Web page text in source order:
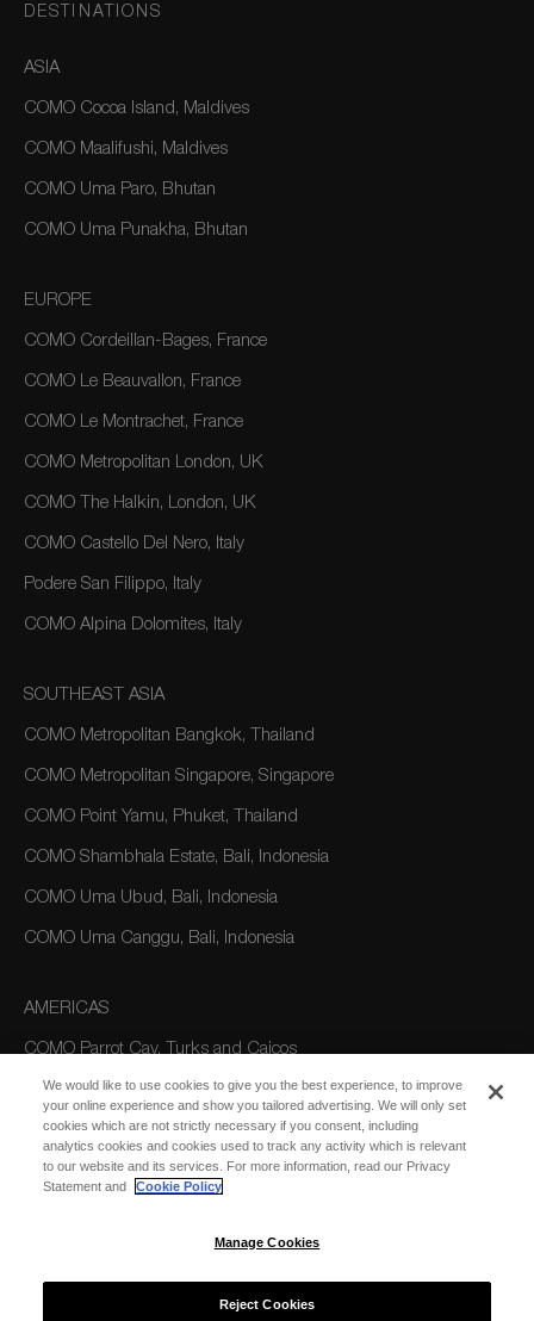
DESTINATIONS
ASIA
COMO Cocoa Island, Maldives
COMO Maalifushi, Maldives
COMO Uma Paro, Bhutan
COMO Uma Punakha, Bhutan
EUROPE
COMO Cordeillan-Bages, France
COMO Le Beauvallon, France
COMO Le Montrachet, France
COMO Metropolitan London, UK
COMO The Halkin, London, UK
COMO Castello Del Nero, Italy
Podere San Filippo, Italy
COMO Alpina Dolomites, Italy
SOUTHEAST ASIA
COMO Metropolitan Bangkok, Thailand
COMO Metropolitan Singapore, Singapore
COMO Point Yamu, Phuket, Thailand
COMO Shambhala Estate, Bali, Indonesia
COMO Uma Ubud, Bali, Indonesia
COMO Uma Canggu, Bali, Indonesia
AMERICAS
COMO Parrot Cay, Turks and Caicos
AUSTRALIA/OCEANIA
COMO The Treasury, Perth
We would like to use cookies to give you the best experience, to improve
your online experience and show you tailored advertising. We will only set
cookies which are not strictly necessary if you consent, including
analytics cookies and cookies used to track any activity which is relevant
to our website and its services. For more information, read our Privacy
Statement and
Cookie Policy
Manage Cookies
Reject Cookies